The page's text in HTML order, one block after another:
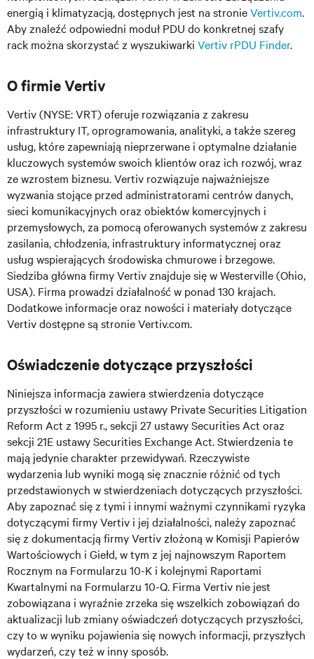
energią i klimatyzacją, dostępnych jest na stronieVertiv.com.
Aby znaleźć odpowiedni moduł PDU do konkretnej szafy
rack można skorzystać z wyszukiwarki Vertiv rPDU Finder.
O firmie Vertiv
Vertiv (NYSE: VRT) oferuje rozwiązania z zakresu
infrastruktury IT, oprogramowania, analityki, a także szereg
usług, które zapewniają nieprzerwane i optymalne działanie
kluczowych systemów swoich klientów oraz ich rozwój, wraz
ze wzrostem biznesu. Vertiv rozwiązuje najważniejsze
wyzwania stojące przed administratorami centrów danych,
sieci komunikacyjnych oraz obiektów komercyjnych i
przemysłowych, za pomocą oferowanych systemów z zakresu
zasilania, chłodzenia, infrastruktury informatycznej oraz
usług wspierających środowiska chmurowe i brzegowe.
Siedziba główna firmy Vertiv znajduje się w Westerville (Ohio,
USA). Firma prowadzi działalność w ponad 130 krajach.
Dodatkowe informacje oraz nowości i materiały dotyczące
Vertiv dostępne są stronie Vertiv.com.
Oświadczenie dotyczące przyszłości
Niniejsza informacja zawiera stwierdzenia dotyczące
przyszłości w rozumieniu ustawy Private Securities Litigation
Reform Act z 1995 r., sekcji 27 ustawy Securities Act oraz
sekcji 21E ustawy Securities Exchange Act. Stwierdzenia te
mają jedynie charakter przewidywań. Rzeczywiste
wydarzenia lub wyniki mogą się znacznie różnić od tych
przedstawionych w stwierdzeniach dotyczących przyszłości.
Aby zapoznać się z tymi i innymi ważnymi czynnikami ryzyka
dotyczącymi firmy Vertiv i jej działalności, należy zapoznać
się z dokumentacją firmy Vertiv złożoną w Komisji Papierów
Wartościowych i Giełd, w tym z jej najnowszym Raportem
Rocznym na Formularzu 10-K i kolejnymi Raportami
Kwartalnymi na Formularzu 10-Q. Firma Vertiv nie jest
zobowiązana i wyraźnie zrzeka się wszelkich zobowiązań do
aktualizacji lub zmiany oświadczeń dotyczących przyszłości,
czy to w wyniku pojawienia się nowych informacji, przyszłych
wydarzeń, czy też w inny sposób.